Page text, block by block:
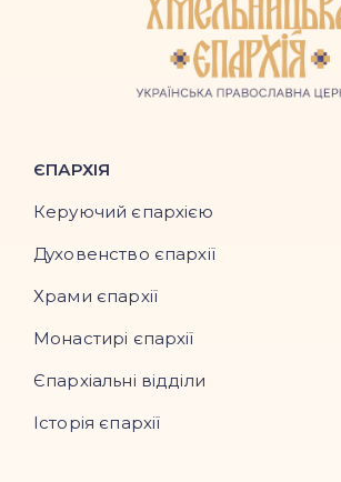
ЄПАРХІЯ
Керуючий єпархією
Духовенство єпархії
Храми єпархії
Монастирі єпархії
Єпархіальні відділи
Історія єпархії